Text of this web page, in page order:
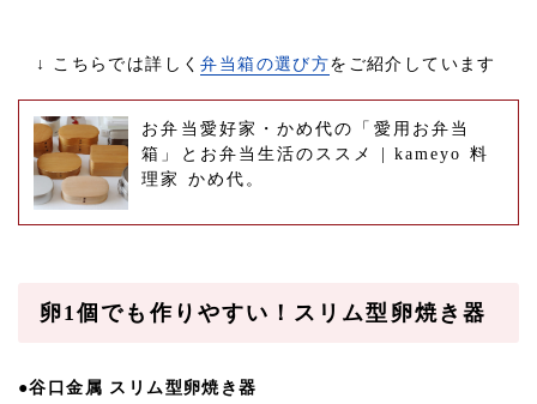
↓ こちらでは詳しく弁当箱の選び方をご紹介しています
お弁当愛好家・かめ代の「愛用お弁当
箱」とお弁当生活のススメ | kameyo 料
理家 かめ代。
卵1個でも作りやすい！スリム型卵焼き器
●谷口金属 スリム型卵焼き器